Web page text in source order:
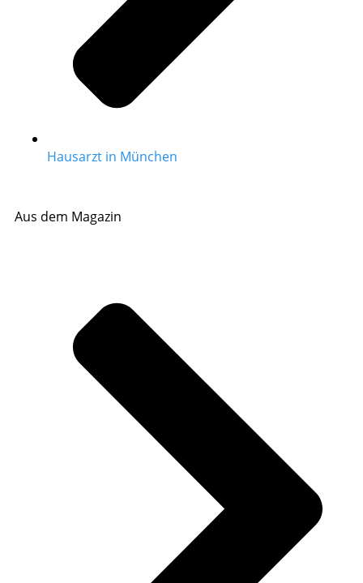
Hausarzt in München
Aus dem Magazin